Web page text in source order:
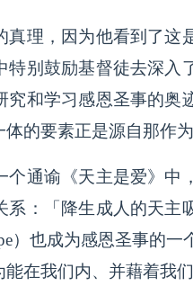
理，因为他看到了这
别鼓励基督徒去深入
和学习感恩圣事的奥
的要素正是源自那作
通谕《天主是爱》中
：
「降生成人的天主
）也成为感恩圣事的
在我们内、并藉着我们